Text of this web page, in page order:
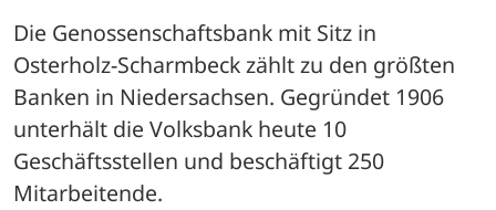
Die Genossenschaftsbank mit Sitz in
Osterholz-Scharmbeck zählt zu den größten
Banken in Niedersachsen. Gegründet 1906
unterhält die Volksbank heute 10
Geschäftsstellen und beschäftigt 250
Mitarbeitende.